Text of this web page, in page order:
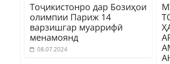
Тоҷикистонро дар Бозиҳои
олимпии Париж 14
варзишгар муаррифӣ
менамоянд
08.07.2024